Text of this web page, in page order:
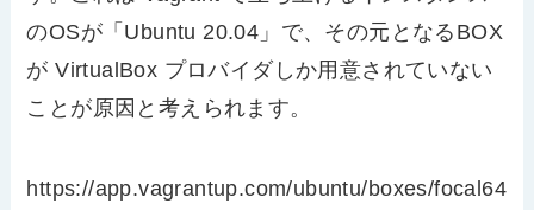
のOSが「Ubuntu 20.04」で、その元となるBOX
が VirtualBox プロバイダしか用意されていない
ことが原因と考えられます。
https://app.vagrantup.com/ubuntu/boxes/focal64